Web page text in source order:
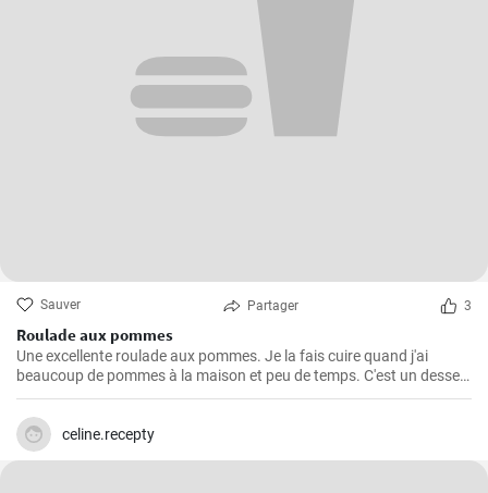
Sauver Partager 3
Roulade aux pommes
Une excellente roulade aux pommes. Je la fais cuire quand j'ai
beaucoup de pommes à la maison et peu de temps. C'est un dessert
rapide et facile qui plait toujours.
celine.recepty